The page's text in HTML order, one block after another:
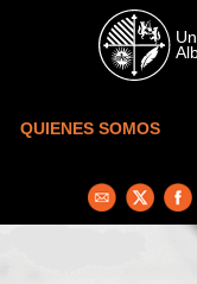
Skip to main content
QUIENES SOMOS